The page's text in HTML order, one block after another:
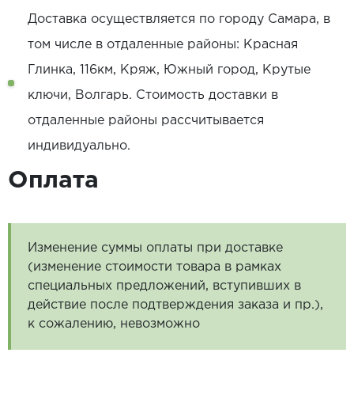
Доставка осуществляется по городу Самара, в
том числе в отдаленные районы: Красная
Глинка, 116км, Кряж, Южный город, Крутые
ключи, Волгарь. Стоимость доставки в
отдаленные районы рассчитывается
индивидуально.
Оплата
Изменение суммы оплаты при доставке
(изменение стоимости товара в рамках
специальных предложений, вступивших в
действие после подтверждения заказа и пр.),
к сожалению, невозможно